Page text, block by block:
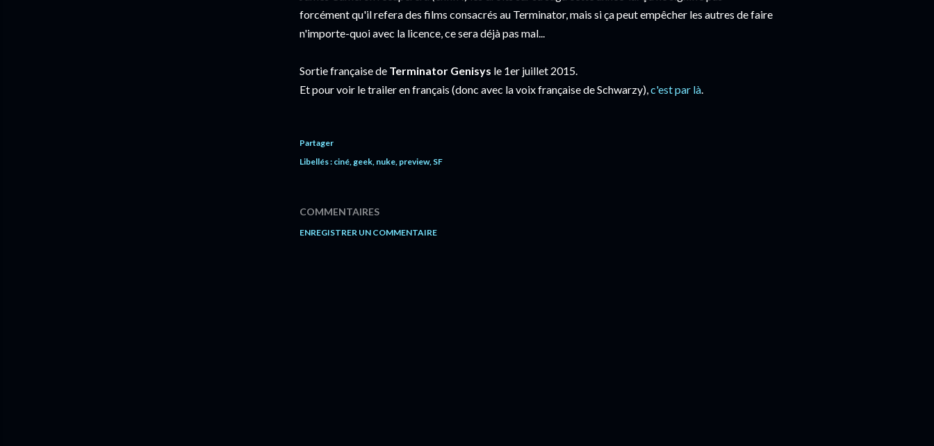
forcément qu'il refera des films consacrés au Terminator, mais si ça peut empêcher les autres de faire
n'importe-quoi avec la licence, ce sera déjà pas mal...
Sortie française de Terminator Genisys le 1er juillet 2015.
Et pour voir le trailer en français (donc avec la voix française de Schwarzy),c'est par là.
Partager
Libellés : ciné geek nuke preview SF
COMMENTAIRES
ENREGISTRER UN COMMENTAIRE